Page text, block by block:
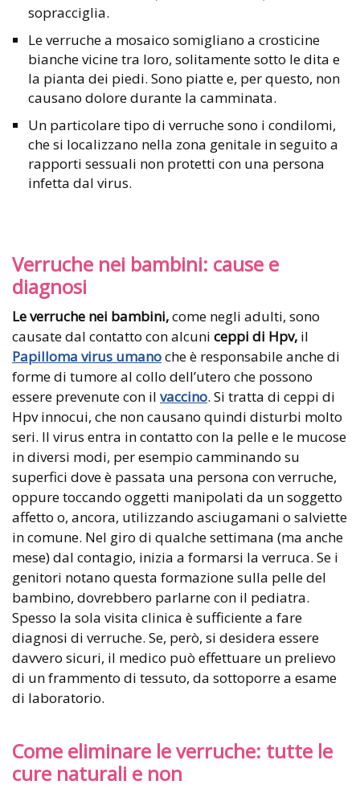
sopracciglia.
Le verruche a mosaico somigliano a crosticine
bianche vicine tra loro, solitamente sotto le dita e
la pianta dei piedi. Sono piatte e, per questo, non
causano dolore durante la camminata.
Un particolare tipo di verruche sono i condilomi,
che si localizzano nella zona genitale in seguito a
rapporti sessuali non protetti con una persona
infetta dal virus.
Verruche nei bambini: cause e
diagnosi
Le verruche nei bambini,come negli adulti, sono
causate dal contatto con alcuni ceppi di Hpv, il
Papilloma virus umanoche è responsabile anche di
forme di tumore al collo dell’utero che possono
essere prevenute con il vaccino. Si tratta di ceppi di
Hpv innocui, che non causano quindi disturbi molto
seri. Il virus entra in contatto con la pelle e le mucose
in diversi modi, per esempio camminando su
superfici dove è passata una persona con verruche,
oppure toccando oggetti manipolati da un soggetto
affetto o, ancora, utilizzando asciugamani o salviette
in comune. Nel giro di qualche settimana (ma anche
mese) dal contagio, inizia a formarsi la verruca. Se i
genitori notano questa formazione sulla pelle del
bambino, dovrebbero parlarne con il pediatra.
Spesso la sola visita clinica è sufficiente a fare
diagnosi di verruche. Se, però, si desidera essere
davvero sicuri, il medico può effettuare un prelievo
di un frammento di tessuto, da sottoporre a esame
di laboratorio.
Come eliminare le verruche: tutte le
cure naturali e non